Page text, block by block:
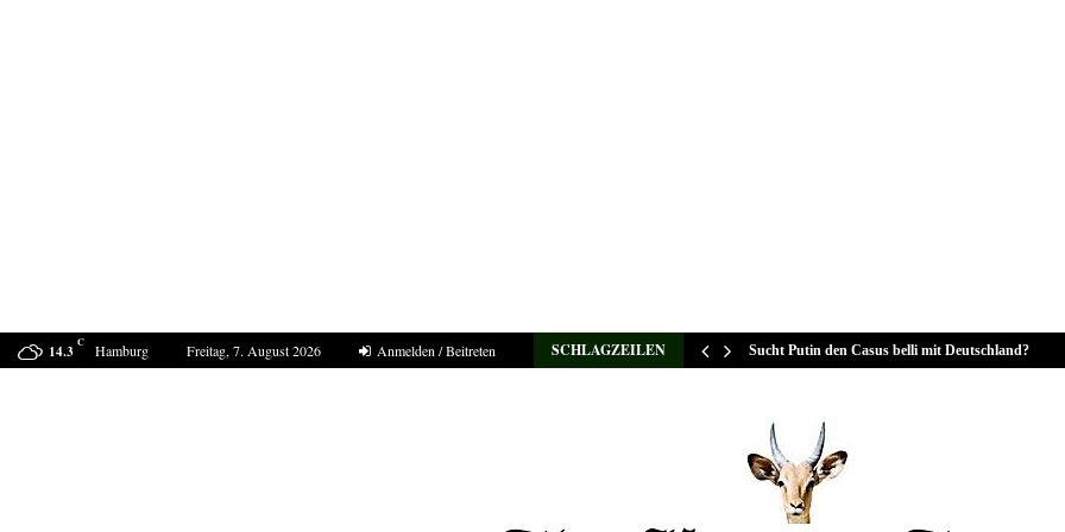
14.3 C Hamburg Freitag, 7. August 2026 Anmelden / Beitreten SCHLAGZEILEN
Der Sommer 2040 in Europa Sucht Putin den Casus belli mit Deutschland?